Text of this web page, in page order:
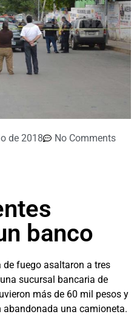
de 2018
No Comments
banco
fuego asaltaron a tres
sucursal bancaria de
más de 60 mil pesos y
abandonada una camioneta.